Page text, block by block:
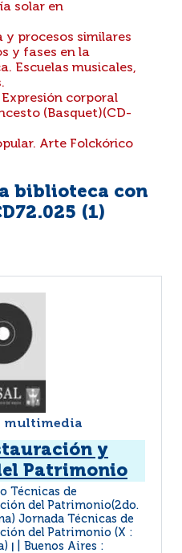
solar en
y procesos similares
y fases en la
Escuelas musicales,
corporal
(Basquet)(CD-
Arte Folckórico
biblioteca con
(1)
multimedia
y
Patrimonio
Técnicas de
del Patrimonio(2do.
Jornada Técnicas de
del Patrimonio (X :
Buenos Aires :